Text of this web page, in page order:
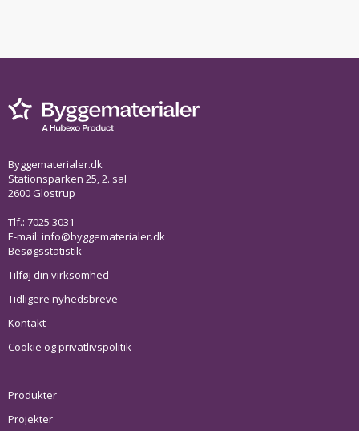
Byggematerialer.dk
Stationsparken 25, 2. sal
2600 Glostrup
Tlf.: 7025 3031
E-mail: info@byggematerialer.dk
Besøgsstatistik
Tilføj din virksomhed
Tidligere nyhedsbreve
Kontakt
Cookie og privatlivspolitik
Produkter
Projekter